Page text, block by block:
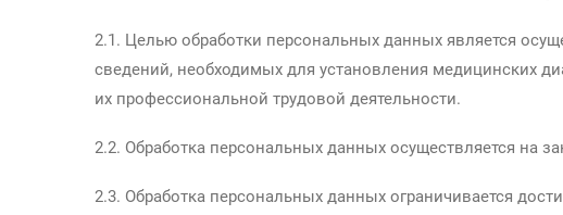
2.1. Целью обработки персональных данных является
сведений, необходимых для установления медицинских
их профессиональной трудовой деятельности.
2.2. Обработка персональных данных осуществляется на
2.3. Обработка персональных данных ограничивается